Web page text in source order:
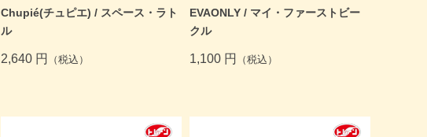
Chupié(チュピエ) / スペース・ラト
ル
2,640 円 （税込）
EVAONLY / マイ・ファーストビー
クル
1,100 円 （税込）